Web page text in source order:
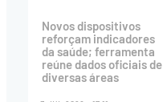
Novos dispositivos
reforçam indicadores
da saúde; ferramenta
reúne dados oficiais de
diversas áreas